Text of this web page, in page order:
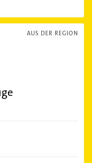
AUS DER REGION